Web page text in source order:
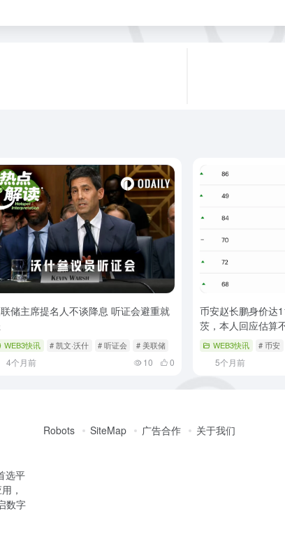
储主席提名人不谈降息 听证会避重就
WEB3快讯 # 凯文·沃什 # 听证会 # 美联储
4个月前 10 0
币安赵长鹏身价达
茨，本人回应估算
WEB3快讯 # 币安
5个月前
选平
，
数字
Robots SiteMap 广告合作 关于我们